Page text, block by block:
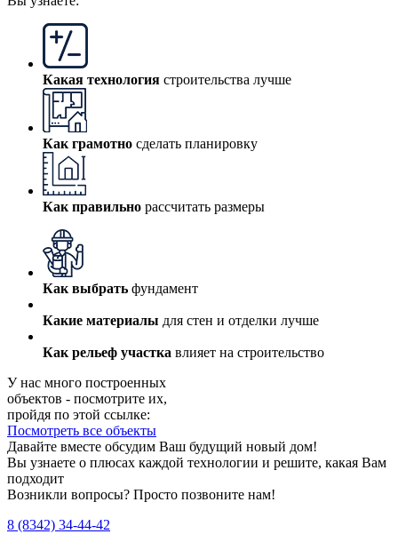
Какая технология строительства лучше
Как грамотно сделать планировку
Как правильно рассчитать размеры
Как выбрать фундамент
Какие материалы для стен и отделки лучше
Как рельеф участка влияет на строительство
У нас много построенных
объектов - посмотрите их,
пройдя по этой ссылке:
Посмотреть все объекты
Давайте вместе обсудим Ваш будущий новый дом!
Вы узнаете о плюсах каждой технологии и решите, какая Вам
подходит
Возникли вопросы? Просто позвоните нам!
8 (8342) 34-44-42